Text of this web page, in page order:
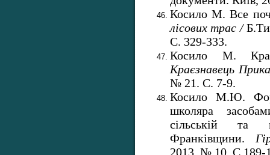
Косило М. Все
лісових трас /
С. 329-333.
Косило М.
Краєзнавець
№ 21. С. 7-9.
Косило М.Ю.
школяра
сільській та
Франківщини.
2013. № 10. С.189-